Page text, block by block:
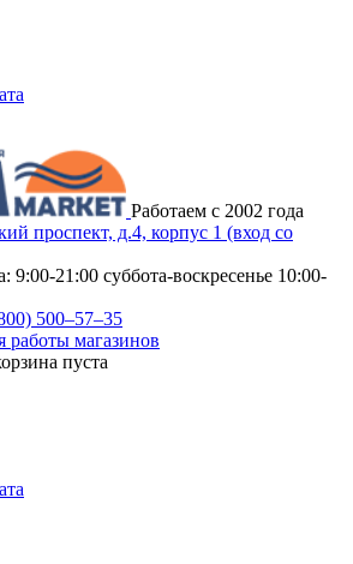
Работаем с 2002 года
проспект, д.4, корпус 1 (вход со
9:00-21:00 суббота-воскресенье 10:00-
500–57–35
работы магазинов
пуста